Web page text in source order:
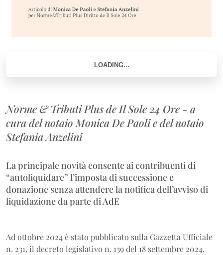
Norme & Tributi Plus de Il Sole 24 Ore - a
cura del notaio Monica De Paoli e del notaio
Stefania Anzelini
La principale novità consente ai contribuenti di
“autoliquidare” l’imposta di successione e
donazione senza attendere la notifica dell’avviso di
liquidazione da parte di AdE
Ad ottobre 2024 è stato pubblicato sulla Gazzetta Ufficiale
n. 231, il decreto legislativo n. 139 del 18 settembre 2024,